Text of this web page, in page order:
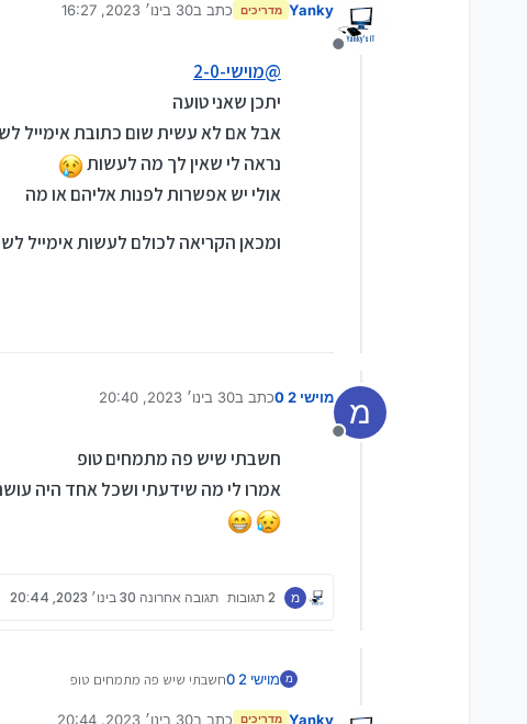
שאני לוחץ הטלפון אינו ברשותי הוא
מנותק
Yanky מדריכים כתב ב30 בינו׳ 2023, 16:27
נערך לאחרונה על ידי
@מוישי-2-0
יתכן שאני טועה
אבל אם לא עשית שום כתובת אימייל
נראה לי שאין לך מה לעשות
אולי יש אפשרות לפנות אליהם או מה
ומכאן הקריאה לכולם לעשות אימייל
מ
מנותק
מוישי 2 0 כתב ב30 בינו׳ 2023, 20:40
נערך לאחרונה על ידי מוישי 2 0
חשבתי שיש פה מתמחים טופ
אמרו לי מה שידעתי ושכל אחד היה
מ 2 תגובות תגובה אחרונה 30 בינו׳ 2023, 20:44
מ מוישי 2 0
חשבתי שיש פה מתמחים טופ
Yanky מדריכים כתב ב30 בינו׳ 2023, 20:44